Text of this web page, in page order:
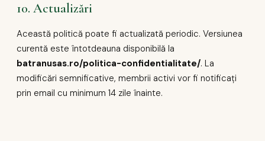
10. Actualizări
Această politică poate fi actualizată periodic. Versiunea
curentă este întotdeauna disponibilă la
batranusas.ro/politica-confidentialitate/. La
modificări semnificative, membrii activi vor fi notificați
prin email cu minimum 14 zile înainte.